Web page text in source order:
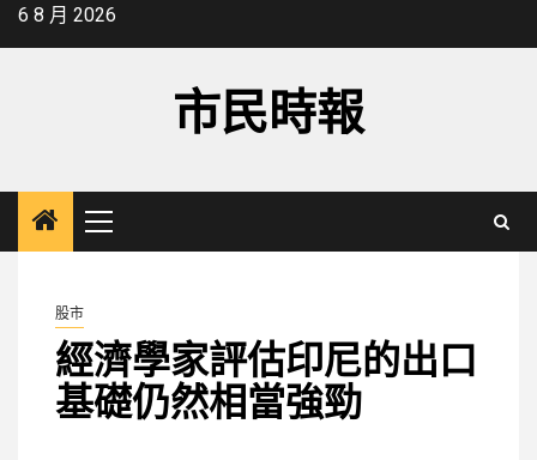
Skip6 8 月 2026
市民時報
Primary
Menu
股市
經濟學家評估印尼的出口
基礎仍然相當強勁